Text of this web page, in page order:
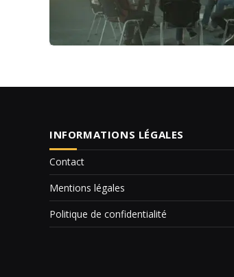
INFORMATIONS LÉGALES
Contact
Mentions légales
Politique de confidentialité